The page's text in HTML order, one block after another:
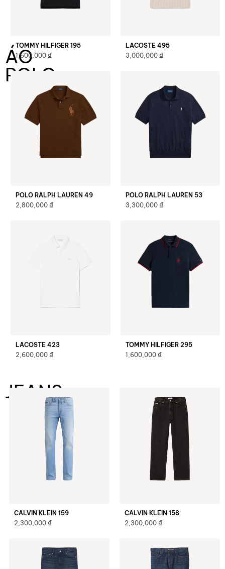
ÁO
POLO
TOMMY HILFIGER 195
1,600,000₫
LACOSTE 495
3,000,000 ₫
POLO RALPH LAUREN 49
2,800,000₫
POLO RALPH LAUREN 53
3,300,000 ₫
LACOSTE 423
2,600,000 ₫
TOMMY HILFIGER 295
1,600,000 ₫
JEANS
CALVIN KLEIN 159
2,300,000 ₫
CALVIN KLEIN 158
2,300,000 ₫